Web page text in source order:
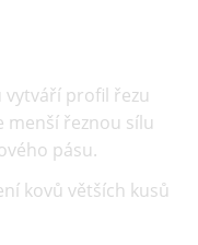
vytváří profil řezu
menší řeznou sílu
pásu.
kovů větších kusů